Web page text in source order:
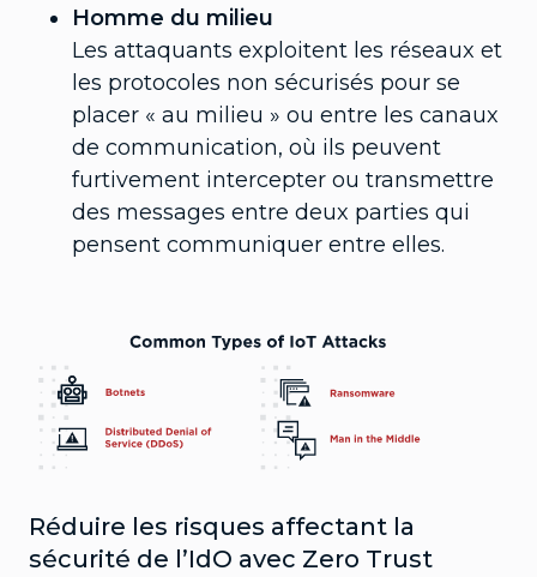
Homme du milieu
Les attaquants exploitent les réseaux et
les protocoles non sécurisés pour se
placer « au milieu » ou entre les canaux
de communication, où ils peuvent
furtivement intercepter ou transmettre
des messages entre deux parties qui
pensent communiquer entre elles.
Réduire les risques affectant la
sécurité de l’IdO avec Zero Trust